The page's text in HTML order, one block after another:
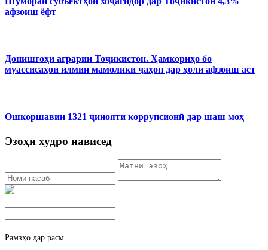
афзоиш ёфт
Донишгоҳи аграрии Тоҷикистон. Ҳамкориҳо бо
муассисаҳои илмии мамолики ҷаҳон дар ҳоли афзоиш аст
Ошкоршавии 1321 ҷинояти коррупсионӣ дар шаш моҳ
Эзоҳи худро нависед
Рамзҳо дар расм